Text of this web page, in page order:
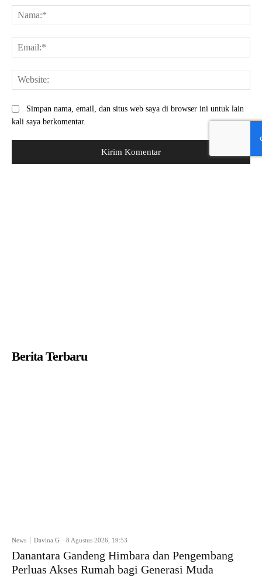
Simpan nama, email, dan situs web saya di browser ini untuk lain
kali saya berkomentar.
Berita Terbaru
News Davina G - 8 Agustus 2026, 19:53
Danantara Gandeng Himbara dan Pengembang
Perluas Akses Rumah bagi Generasi Muda